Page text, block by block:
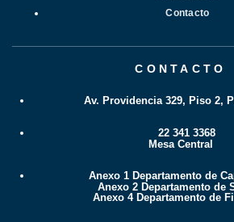
Contacto
CONTACTO
Av. Providencia 329, Piso 2,
22 341 3368
Mesa Central
Anexo 1 Departamento de
Anexo 2 Departamento de
Anexo 4 Departamento de